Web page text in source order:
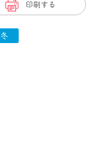
印刷する
冬